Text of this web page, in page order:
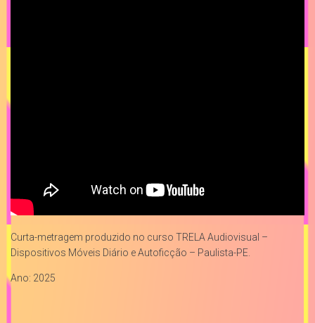
Curta-metragem produzido no curso TRELA Audiovisual –
Dispositivos Móveis Diário e Autoficção – Paulista-PE.
Ano: 2025